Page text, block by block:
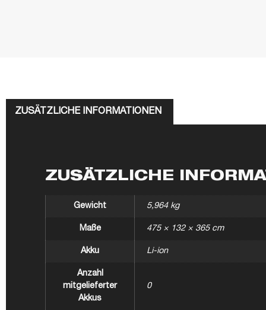
ZUSÄTZLICHE INFORMATIONEN
ZUSÄTZLICHE
Gewicht 5,964 kg
Maße 475 × 132 × 365 cm
Akku Li-ion
Anzahl
mitgelieferter
Akkus
0